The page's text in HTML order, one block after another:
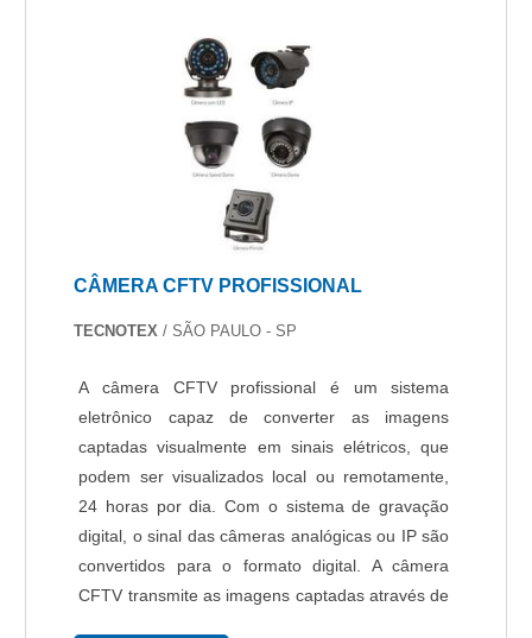
trabalha com câmeras de segurança e acesso
remoto, focando em tecnologia e
desenvolvimento no que gera resultado ao
cliente.Ainda com uma visão analítica sobre
sistema de segurança comercial, deve-se ter a
exatidão em orçar com empresas que prezam
por produtos e serviços que tenham ótima
que ficam de fora no planejamento de empresas
que visam apenas o lucro, deixando a desejar
diferentes de demonstrar conhecimento e
autoridade em sua área de atuação. Por que a
Protelt é líder quando o assunto for sistema para
segurança comercial: Comprometida com os
serviços; Responsável; Altamente qualificada;
Inovadora; Segura. REFERÊNCIA DE
QUALIDADE NO SEGMENTONa Protelt é
possível encontrar o que há de melhor em
CÂMERA CFTV PROFISSIONAL
TECNOTEX / SÃO PAULO - SP
A câmera CFTV profissional é um sistema
eletrônico capaz de converter as imagens
captadas visualmente em sinais elétricos, que
podem ser visualizados local ou remotamente,
24 horas por dia. Com o sistema de gravação
digital, o sinal das câmeras analógicas ou IP são
convertidos para o formato digital. A câmera
CFTV transmite as imagens captadas através de